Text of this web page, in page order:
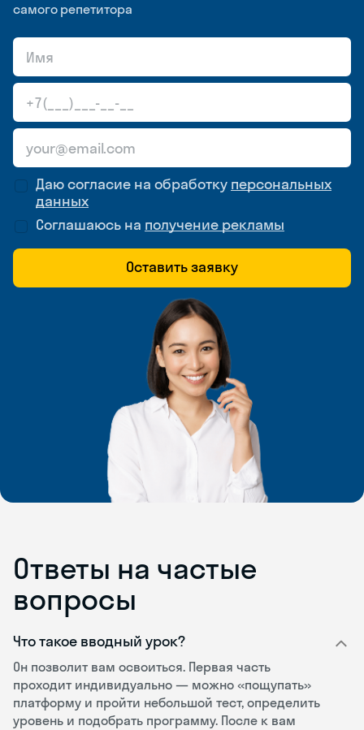
самого репетитора
Даю согласие на обработку персональных
данных
Соглашаюсь на получение рекламы
Оставить заявку
Ответы на частые
вопросы
Что такое вводный урок?
Он позволит вам освоиться. Первая часть
проходит индивидуально — можно «пощупать»
платформу и пройти небольшой тест, определить
уровень и подобрать программу. После к вам